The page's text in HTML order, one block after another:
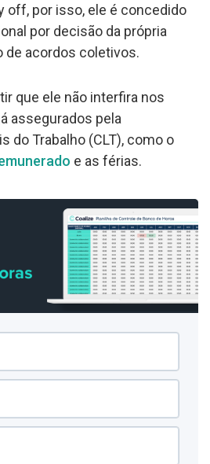
off, por isso, ele é concedido
por decisão da própria
de acordos coletivos.
que ele não interfira nos
assegurados pela
do Trabalho (CLT), como o
e as férias.